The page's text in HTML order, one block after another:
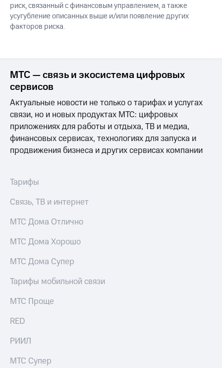
риск, связанный с финансовым управлением, а также
усугубление описанных выше и/или появление других
факторов риска.
МТС — связь и экосистема цифровых
сервисов
Актуальные новости не только о тарифах и услугах
связи, но и новых продуктах МТС: цифровых
приложениях для работы и отдыха, ТВ и медиа,
финансовых сервисах, технологиях для запуска и
продвижения бизнеса и других сервисах компании
Тарифы
Связь, ТВ и интернет
МТС Дома Отлично
МТС Дома Хорошо
МТС Дома Супер
Тарифы мобильной связи
МТС Проще
RED
РИИЛ
МТС Супер